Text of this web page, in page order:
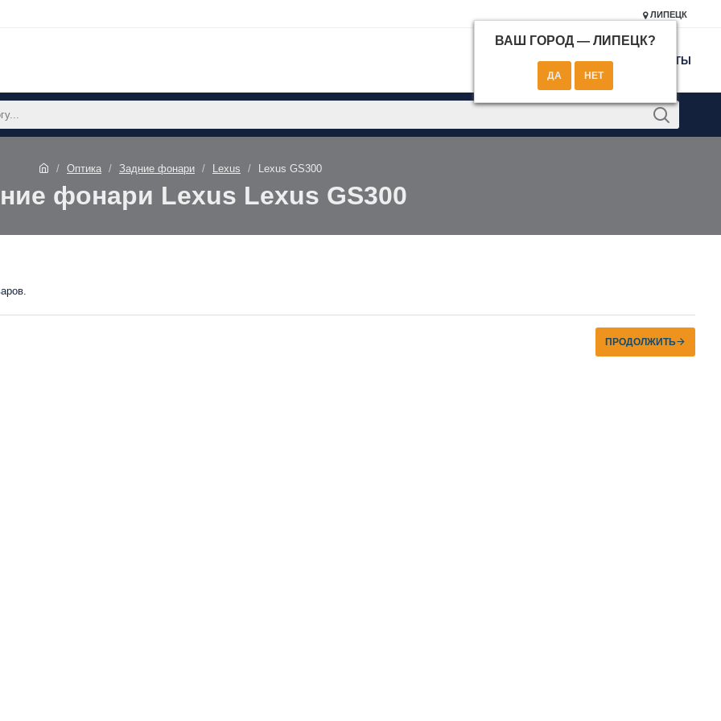
ЛИПЕЦК
ВАШ ГОРОД — ЛИПЕЦК?
КОНТАКТЫ
Оптика Задние фонари Lexus Lexus GS300
фонари Lexus Lexus GS300
ПРОДОЛЖИТЬ